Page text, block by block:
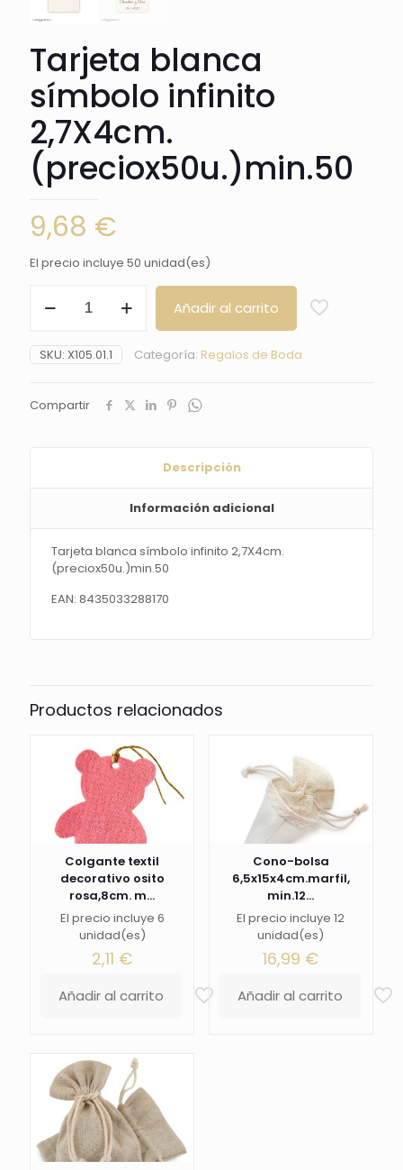
Tarjeta blanca
símbolo infinito
2,7X4cm.
(preciox50u.)min.50
9,68 €
El precio incluye 50 unidad(es)
blanca
infinito
2,7X4cm.
Añadir al carrito
SKU: X105.01.1 Categoría: Regalos de Boda
Compartir
Descripción
Información adicional
Tarjeta blanca símbolo infinito 2,7X4cm.
(preciox50u.)min.50
EAN: 8435033288170
Productos relacionados
Colgante textil
decorativo osito
rosa,8cm. m...
El precio incluye 6
unidad(es)
2,11 €
Añadir al carrito
Cono-bolsa
6,5x15x4cm.marfil,
min.12...
El precio incluye 12
unidad(es)
16,99 €
Añadir al carrito